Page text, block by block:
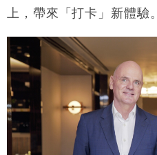
上，帶來「打卡」新體驗。